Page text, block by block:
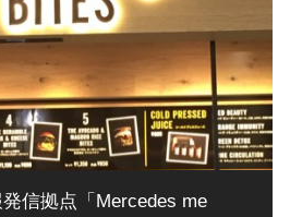
信拠点「Mercedes me